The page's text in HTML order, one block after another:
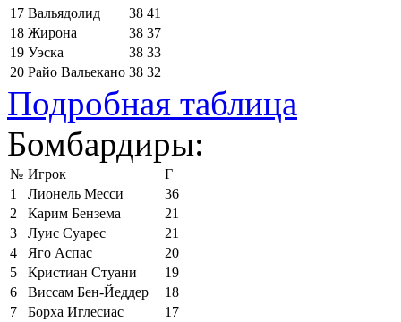
17 Вальядолид 38 41
18 Жирона 38 37
19 Уэска 38 33
20 Райо Вальекано 38 32
Подробная таблица
Бомбардиры:
№ Игрок
Г
1
Лионель Месси
36
2
Карим Бензема
21
3
Луис Суарес
21
4
Яго Аспас
20
5
Кристиан Стуани
19
6
Виссам Бен-Йеддер
18
7
Борха Иглесиас
17